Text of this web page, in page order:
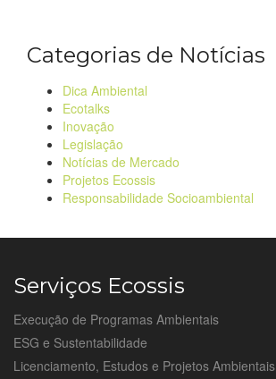
Categorias de Notícias
Dica Ambiental
Ecotalks
Inovação
Legislação
Notícias de Mercado
Projetos Ecossis
Responsabilidade Socioambiental
Serviços Ecossis
Execução de Programas Ambientais
ESG e Sustentabilidade
Licenciamento, Estudos e Projetos Ambientais